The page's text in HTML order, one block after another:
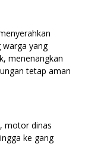
warga yang
menenangkan
tetap aman
motor dinas
ke gang